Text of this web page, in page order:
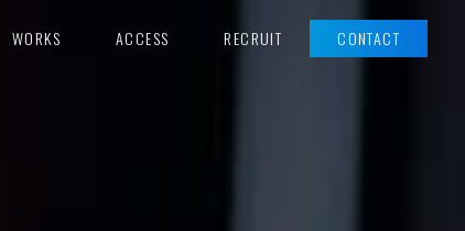
WORKS ACCESS RECRUIT CONTACT